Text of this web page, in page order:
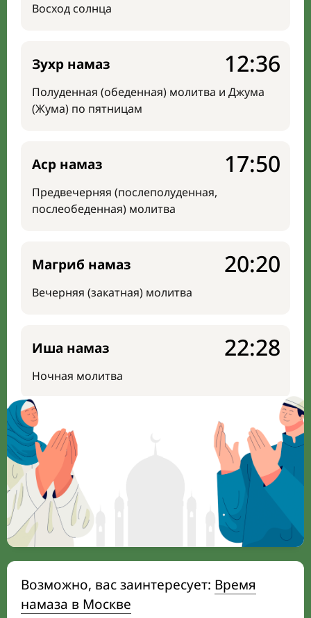
Восход солнца
Зухр намаз
Полуденная (обеденная) молитва и Джума
(Жума) по пятницам
12:36
Аср намаз
Предвечерняя (послеполуденная,
послеобеденная) молитва
17:50
Магриб намаз
Вечерняя (закатная) молитва
20:20
Иша намаз
Ночная молитва
22:28
Возможно, вас заинтересует: Время
намаза в Москве